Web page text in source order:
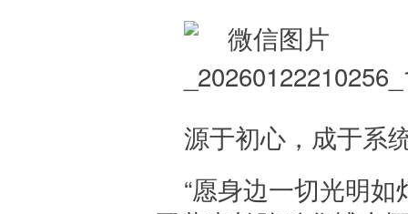
源于初心，成于系
“愿身边一切光明